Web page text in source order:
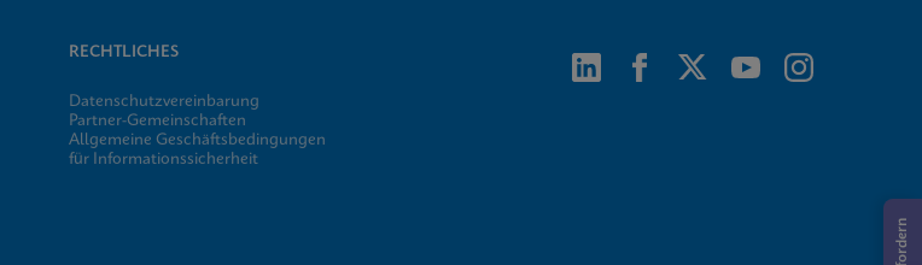
RECHTLICHES
Datenschutzvereinbarung
Partner-Gemeinschaften
Allgemeine Geschäftsbedingungen
für Informationssicherheit